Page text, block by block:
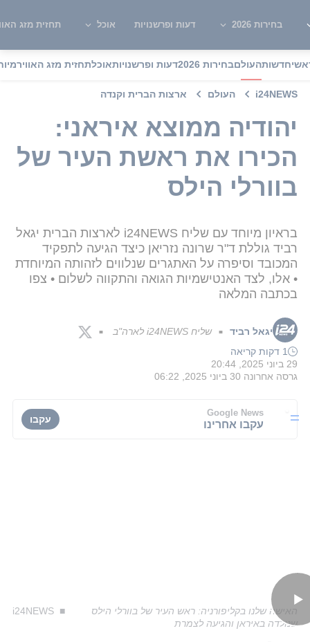
בחירות 2026 דעות ופרשנויות אוכל תחזית מזג
חדשותהעולםבחירות 2026 דעות ופרשנויותאוכלתחזית מזג האוויר
i24NEWS העולם ארצות הברית וקנדה
יהודיה ממוצא איראני:
הכירו את ראשת העיר של
בוורלי הילס
בראיון מיוחד עם שליח i24NEWS לארצות הברית יגאל
רביד גוללת ד"ר שרונה נזריאן כיצד הגיעה לתפקיד
המכובד וסיפרה על האתגרים שנלווים לזהותה המיוחדת
• אלו, לצד האנטישמיות הגואה והתקווה לשלום • צפו
בכתבה המלאה
יגאל רביד ■שליח i24NEWS לארה"ב ■
1 דקות קריאה
29 ביוני 2025, 20:44
גרסה אחרונה 30 ביוני 2025, 06:22
Google News
עקבו אחרינו עקבו
האישה שלנו בקליפורניה: ראש העיר של בוורלי הילס
שנולדה באיראן והגיעה לצמרת
i24NEWS